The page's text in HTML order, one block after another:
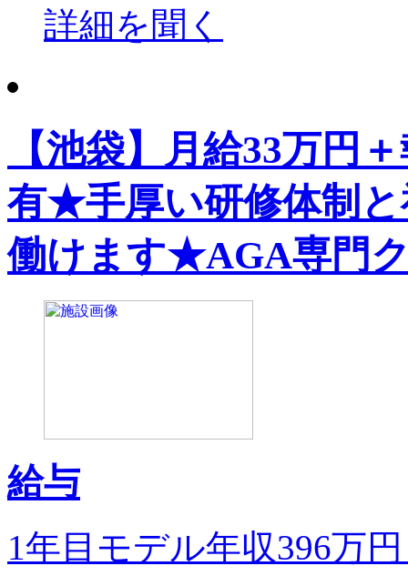
詳細を聞く
【池袋】月給33万円
有★手厚い研修体制
働けます★AGA専門
給与
1年目モデル年収396万